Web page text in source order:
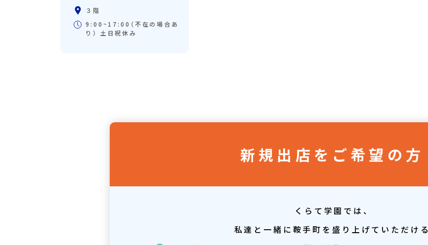
３階
9:00~17:00（不在の場合あ
り） 土日祝休み
新規出店をご希望の方
くらて学園では、
私達と一緒に鞍手町を盛り上げていただける